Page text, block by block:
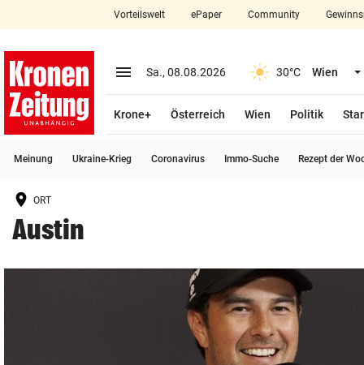
closeSchließen
account_circle Anmelden
arrow_right
bookmark Merkliste
Suchbegriff
Vorteilswelt ePaper Community
menu Menü aufklappen
Sa., 08.08.2026 30°C Wien
Krone+ Österreich Wien Politik
Meinung Ukraine-Krieg Coronavirus Immo-Suche Rezept der
ORT
Austin